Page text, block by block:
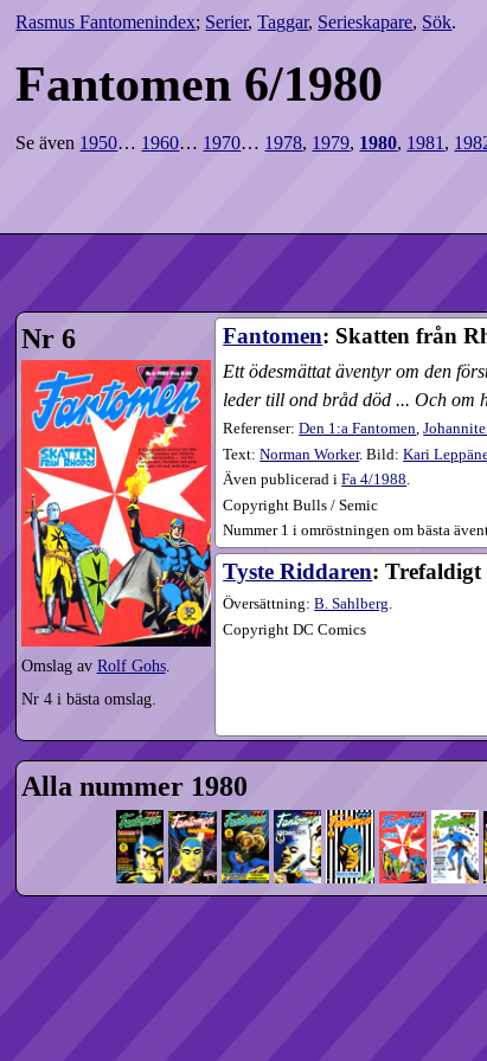
Rasmus Fantomenindex; Serier,Taggar, Serieskapare, Sök.
Fantomen 6/1980
Se även 1950… 1960… 1970… 1978, 1979, 1980, 1981 ,
Nr 6
Omslag av Rolf Gohs.
Nr 4 i bästa omslag.
Fantomen: Skatten från
Ett ödesmättat äventyr om den
leder till ond bråd död ... Och om
Referenser:Den 1:a Fantomen,
Text:Norman Worker. Bild:Kari
Även publicerad iFa 4​/1988.
Copyright Bulls / Semic
Nummer 1 i omröstningen om bästa
Tyste Riddaren: Trefaldigt
Översättning:B. Sahlberg.
Copyright DC Comics
Alla nummer 1980